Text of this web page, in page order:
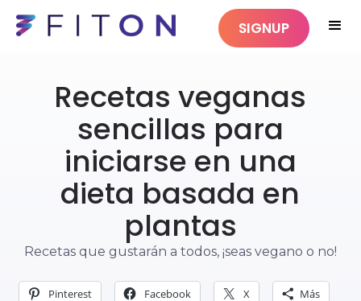
SIGNUP
Recetas veganas
sencillas para
iniciarse en una
dieta basada en
plantas
Recetas que gustarán a todos, ¡seas vegano o no!
Pinterest Facebook X Más